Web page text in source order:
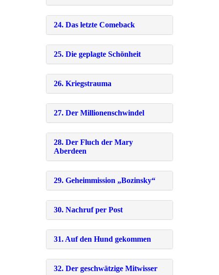
24. Das letzte Comeback
25. Die geplagte Schönheit
26. Kriegstrauma
27. Der Millionenschwindel
28. Der Fluch der Mary
Aberdeen
29. Geheimmission „Bozinsky“
30. Nachruf per Post
31. Auf den Hund gekommen
32. Der geschwätzige Mitwisser